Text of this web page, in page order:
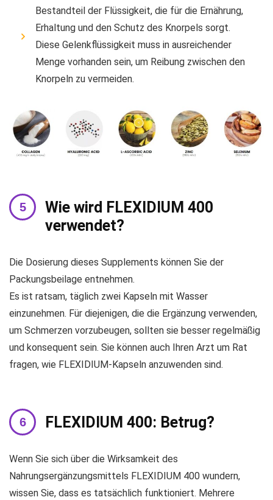
Bestandteil der Flüssigkeit, die für die Ernährung,
Erhaltung und den Schutz des Knorpels sorgt.
Diese Gelenkflüssigkeit muss in ausreichender
Menge vorhanden sein, um Reibung zwischen den
Knorpeln zu vermeiden.
Wie wird FLEXIDIUM 400
verwendet?
Die Dosierung dieses Supplements können Sie der
Packungsbeilage entnehmen.
Es ist ratsam, täglich zwei Kapseln mit Wasser
einzunehmen. Für diejenigen, die die Ergänzung verwenden,
um Schmerzen vorzubeugen, sollten sie besser regelmäßig
und konsequent sein. Sie können auch Ihren Arzt um Rat
fragen, wie FLEXIDIUM-Kapseln anzuwenden sind.
FLEXIDIUM 400: Betrug?
Wenn Sie sich über die Wirksamkeit des
Nahrungsergänzungsmittels FLEXIDIUM 400 wundern,
wissen Sie, dass es tatsächlich funktioniert. Mehrere